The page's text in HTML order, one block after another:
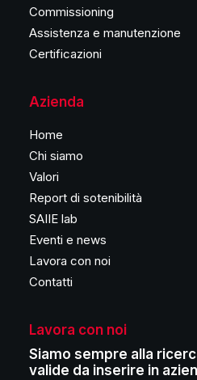
Commissioning
Assistenza e manutenzione
Certificazioni
Azienda
Home
Chi siamo
Valori
Report di sotenibilità
SAIIE lab
Eventi e news
Lavora con noi
Contatti
Lavora con noi
Siamo sempre alla
valide da inserire in